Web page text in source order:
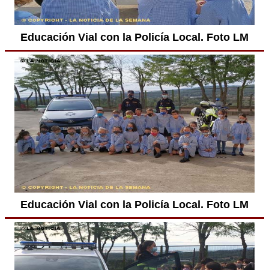
Educación Vial con la Policía Local. Foto LM
Educación Vial con la Policía Local. Foto LM